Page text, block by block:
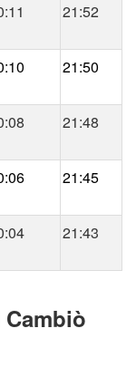
21:52
21:50
21:48
21:45
21:43